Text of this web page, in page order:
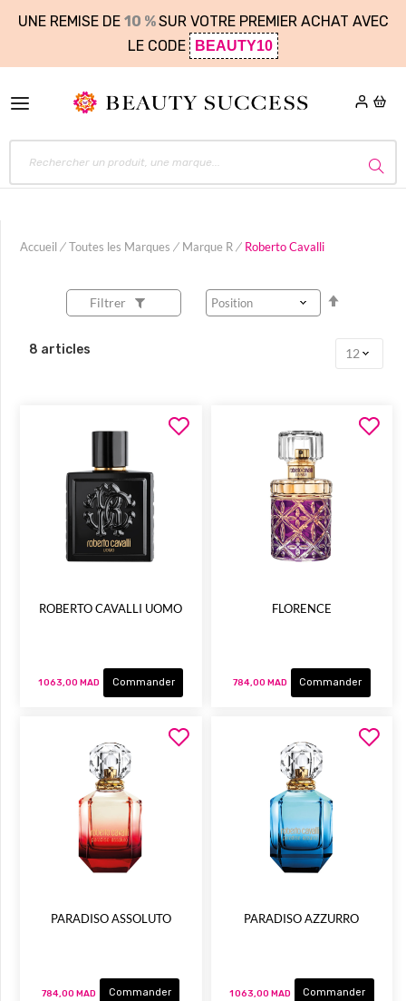
UNE REMISE DE 10 %SUR VOTRE PREMIER ACHAT AVEC
LE CODE
BEAUTY10
Accueil Toutes les Marques Marque R Roberto Cavalli
Filtrer
8 articles
ROBERTO CAVALLI UOMO
1 063,00 MAD Commander
FLORENCE
784,00 MAD Commander
PARADISO ASSOLUTO
784,00 MAD Commander
PARADISO AZZURRO
1 063,00 MAD Commander